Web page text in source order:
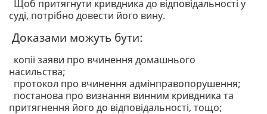
Щоб притягнути кривдника до відповідальності у
суді, потрібно довести його вину.
Доказами можуть бути:
копії заяви про вчинення домашнього
насильства;
протокол про вчинення адмінправопорушення;
постанова про визнання винним кривдника та
притягнення його до відповідальності, тощо;